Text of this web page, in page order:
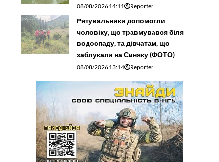
08/08/2026 14:11 Reporter
Рятувальники допомогли
чоловіку, що травмувався біля
водоспаду, та дівчатам, що
заблукали на Синяку (ФОТО)
08/08/2026 13:14 Reporter